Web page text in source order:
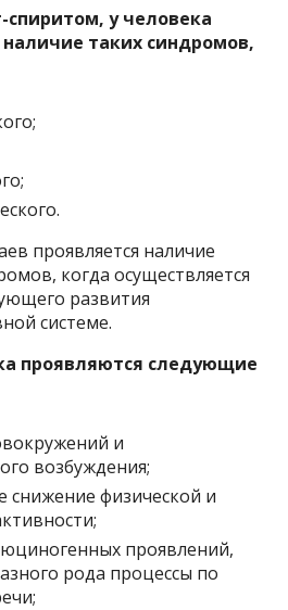
у человека
таких синдромов,
проявляется наличие
когда осуществляется
развития
системе.
проявляются следующие
и
возбуждения;
снижение физической и
проявлений,
рода процессы по